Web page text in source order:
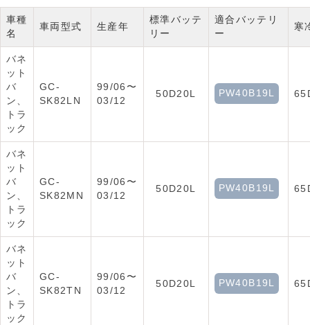
車種
名
車両型式 生産年
標準バッテ
リー
適合バッテリ
ー
寒
バネ
ット
バ
ン、
トラ
ック
GC-
SK82LN
99/06〜
03/12
50D20L PW40B19L
バネ
ット
バ
ン、
トラ
ック
GC-
SK82MN
99/06〜
03/12
50D20L PW40B19L
バネ
ット
バ
ン、
トラ
ック
GC-
SK82TN
99/06〜
03/12
50D20L PW40B19L